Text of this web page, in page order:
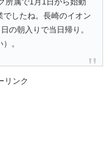
所属で1月1日から始動
でしたね。長崎のイオン
の朝入りで当日帰り。
。
リンク